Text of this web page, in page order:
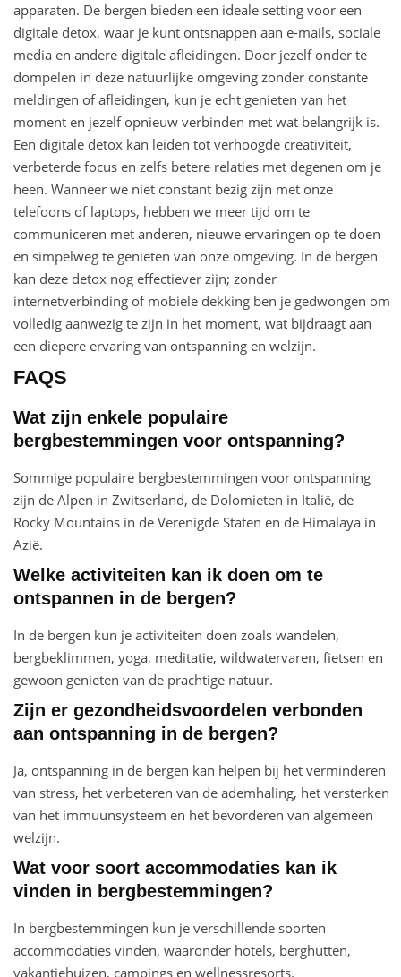
apparaten. De bergen bieden een ideale setting voor een
digitale detox, waar je kunt ontsnappen aan e-mails, sociale
media en andere digitale afleidingen. Door jezelf onder te
dompelen in deze natuurlijke omgeving zonder constante
meldingen of afleidingen, kun je echt genieten van het
moment en jezelf opnieuw verbinden met wat belangrijk is.
Een digitale detox kan leiden tot verhoogde creativiteit,
verbeterde focus en zelfs betere relaties met degenen om je
heen. Wanneer we niet constant bezig zijn met onze
telefoons of laptops, hebben we meer tijd om te
communiceren met anderen, nieuwe ervaringen op te doen
en simpelweg te genieten van onze omgeving. In de bergen
kan deze detox nog effectiever zijn; zonder
internetverbinding of mobiele dekking ben je gedwongen om
volledig aanwezig te zijn in het moment, wat bijdraagt aan
een diepere ervaring van ontspanning en welzijn.
FAQS
Wat zijn enkele populaire
bergbestemmingen voor ontspanning?
Sommige populaire bergbestemmingen voor ontspanning
zijn de Alpen in Zwitserland, de Dolomieten in Italië, de
Rocky Mountains in de Verenigde Staten en de Himalaya in
Azië.
Welke activiteiten kan ik doen om te
ontspannen in de bergen?
In de bergen kun je activiteiten doen zoals wandelen,
bergbeklimmen, yoga, meditatie, wildwatervaren, fietsen en
gewoon genieten van de prachtige natuur.
Zijn er gezondheidsvoordelen verbonden
aan ontspanning in de bergen?
Ja, ontspanning in de bergen kan helpen bij het verminderen
van stress, het verbeteren van de ademhaling, het versterken
van het immuunsysteem en het bevorderen van algemeen
welzijn.
Wat voor soort accommodaties kan ik
vinden in bergbestemmingen?
In bergbestemmingen kun je verschillende soorten
accommodaties vinden, waaronder hotels, berghutten,
vakantiehuizen, campings en wellnessresorts.